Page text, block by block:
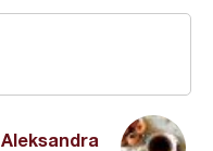
Aleksandra